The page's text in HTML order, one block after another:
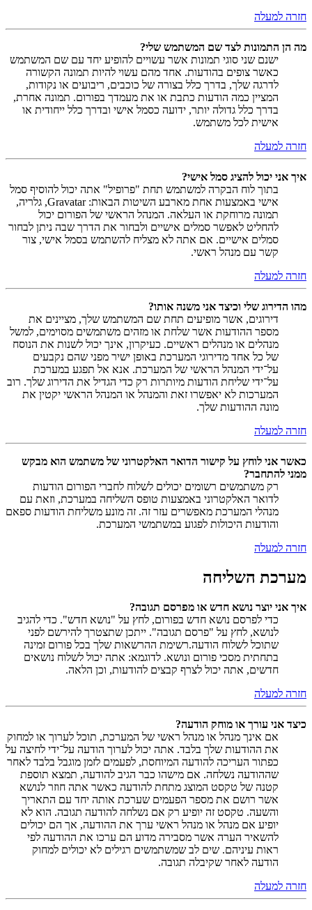
חזרה למעלה
מה הן התמונות לצד שם המשתמש שלי?
ישנם שני סוגי תמונות אשר עשויים להופיע יחד עם שם המשתמש
כאשר צופים בהודעות. אחד מהם עשוי להיות תמונה הקשורה
לדרגה שלך, בדרך כלל בצורה של כוכבים, ריבועים או נקודות,
המציין כמה הודעות כתבת או את מעמדך בפורום. תמונה אחרת,
בדרך כלל גדולה יותר, ידועה כסמל אישי ובדרך כלל ייחודית או
אישית לכל משתמש.
חזרה למעלה
איך אני יכול להציג סמל אישי?
בתוך לוח הבקרה למשתמש תחת "פרופיל" אתה יכול להוסיף סמל
אישי באמצעות אחת מארבע השיטות הבאות: Gravatar, גלריה,
תמונה מרוחקת או העלאה. המנהל הראשי של הפורום יכול
להחליט לאפשר סמלים אישיים ולבחור את הדרך שבה ניתן לבחור
סמלים אישיים. אם אתה לא מצליח להשתמש בסמל אישי, צור
קשר עם מנהל ראשי.
חזרה למעלה
מהו הדירוג שלי וכיצד אני משנה אותו?
דירוגים, אשר מופיעים תחת שם המשתמש שלך, מציינים את
מספר ההודעות אשר שלחת או מזהים משתמשים מסוימים, למשל
מנהלים או מנהלים ראשיים. כעיקרון, אינך יכול לשנות את הנוסח
של כל אחד מדירוגי המערכת באופן ישיר מפני שהם נקבעים
על־ידי המנהל הראשי של המערכת. אנא אל תפגע במערכת
על־ידי שליחת הודעות מיותרות רק כדי הגדיל את הדירוג שלך. רוב
המערכות לא יאפשרו זאת והמנהל או המנהל הראשי יקטין את
מונה ההודעות שלך.
חזרה למעלה
כאשר אני לוחץ על קישור הדואר האלקטרוני של משתמש הוא מבקש
ממני להתחבר?
רק משתמשים רשומים יכולים לשלוח לחברי הפורום הודעות
לדואר האלקטרוני באמצעות טופס השליחה במערכת, וזאת עם
מנהלי המערכת מאפשרים עזר זה. זה מונע משליחת הודעות ספאם
והודעות היכולות לפגוע במשתמשי המערכת.
חזרה למעלה
מערכת השליחה
איך אני יוצר נושא חדש או מפרסם תגובה?
כדי לפרסם נושא חדש בפורום, לחץ על "נושא חדש". כדי להגיב
לנושא, לחץ על "פרסם תגובה". ייתכן שתצטרך להירשם לפני
שתוכל לשלוח הודעה.רשימת ההרשאות שלך בכל פורום זמינה
בתחתית מסכי פורום ונושא. לדוגמא: אתה יכול לשלוח נושאים
חדשים, אתה יכול לצרף קבצים להודעות, וכן הלאה.
חזרה למעלה
כיצד אני עורך או מוחק הודעה?
אם אינך מנהל או מנהל ראשי של המערכת, תוכל לערוך או למחוק
את ההודעות שלך בלבד. אתה יכול לערוך הודעה על־ידי לחיצה על
כפתור העריכה להודעה המיוחסת, לפעמים לזמן מוגבל בלבד לאחר
שההודעה נשלחה. אם מישהו כבר הגיב להודעה, תמצא תוספת
קטנה של טקסט המוצג מתחת להודעה כאשר אתה חוזר לנושא
אשר רושם את מספר הפעמים שערכת אותה יחד עם התאריך
והשעה. טקסט זה יופיע רק אם נשלחה להודעה תגובה. הוא לא
יופיע אם מנהל או מנהל ראשי ערך את ההודעה, אך הם יכולים
להשאיר הערה אשר מסבירה מדוע הם ערכו את ההודעה לפי
ראות עיניהם. שים לב שמשתמשים רגילים לא יכולים למחוק
הודעה לאחר שקיבלה תגובה.
חזרה למעלה